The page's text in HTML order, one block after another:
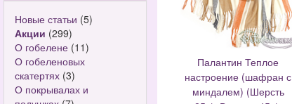
Новые статьи (5)
Акции (299)
О гобелене (11)
О гобеленовых
скатертях (3)
О покрывалах и
Палантин Теплое
настроение (шафран с
миндалем) (Шерсть